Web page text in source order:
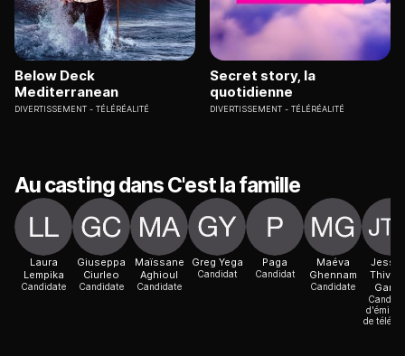
Below Deck
Mediterranean
DIVERTISSEMENT TÉLÉRÉALITÉ
Secret story, la
quotidienne
DIVERTISSEMENT TÉLÉRÉALITÉ
Au casting dans C'est la famille
Laura
Lempika
Candidate
Giuseppa
Ciurleo
Candidate
Maïssane
Aghioul
Candidate
Greg Yega
Candidat
Paga
Candidat
Maéva
Ghennam
Candidate
de